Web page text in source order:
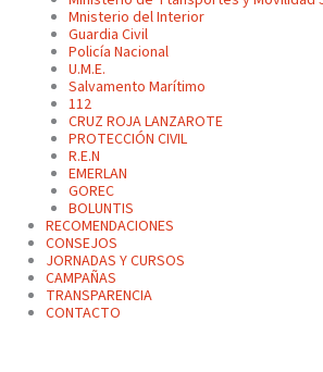
Mnisterio del Interior
Guardia Civil
Policía Nacional
U.M.E.
Salvamento Marítimo
112
CRUZ ROJA LANZAROTE
PROTECCIÓN CIVIL
R.E.N
EMERLAN
GOREC
BOLUNTIS
RECOMENDACIONES
CONSEJOS
JORNADAS Y CURSOS
CAMPAÑAS
TRANSPARENCIA
CONTACTO